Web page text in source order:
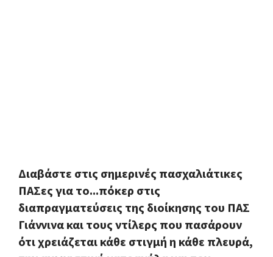
Διαβάστε στις σημερινές πασχαλιάτικες
ΠΑΣες για το...πόκερ στις
διαπραγματεύσεις της διοίκησης του ΠΑΣ
Γιάννινα και τους ντίλερς που πασάρουν
ότι χρειάζεται κάθε στιγμή η κάθε πλευρά,